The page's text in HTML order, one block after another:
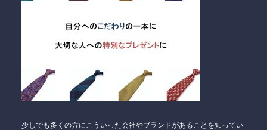
少しでも多くの方にこういった会社やブランドがあることを知ってい